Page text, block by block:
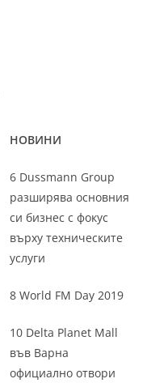
НОВИНИ
6 Dussmann Group
разширява основния
си бизнес с фокус
върху техническите
услуги
8 World FM Day 2019
10 Delta Planet Mall
във Варна
официално отвори